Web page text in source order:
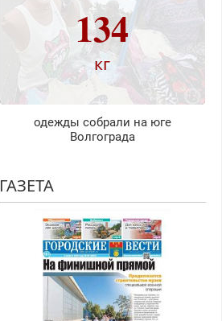
134
кг
одежды собрали на юге
Волгограда
ГАЗЕТА